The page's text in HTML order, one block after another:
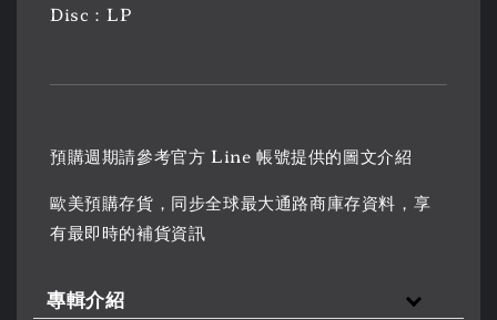
Disc：LP
預購週期請參考官方 Line 帳號提供的圖文介紹
歐美預購存貨，同步全球最大通路商庫存資料，享
有最即時的補貨資訊
專輯介紹